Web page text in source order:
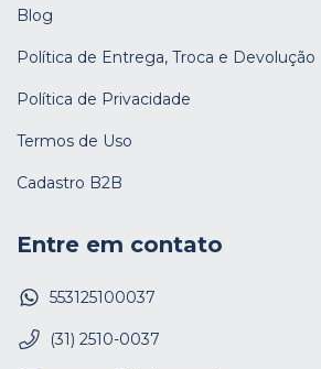
Blog
Política de Entrega, Troca e Devolução
Política de Privacidade
Termos de Uso
Cadastro B2B
Entre em contato
553125100037
(31) 2510-0037